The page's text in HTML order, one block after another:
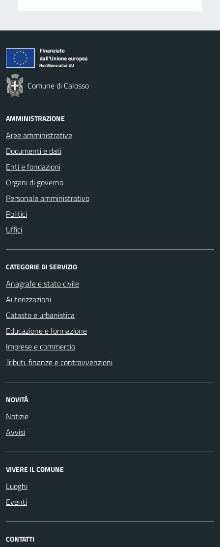
Comune di Calosso
AMMINISTRAZIONE
Aree amministrative
Documenti e dati
Enti e fondazioni
Organi di governo
Personale amministrativo
Politici
Uffici
CATEGORIE DI SERVIZIO
Anagrafe e stato civile
Autorizzazioni
Catasto e urbanistica
Educazione e formazione
Imprese e commercio
Tributi, finanze e contravvenzioni
NOVITÀ
Notizie
Avvisi
VIVERE IL COMUNE
Luoghi
Eventi
CONTATTI